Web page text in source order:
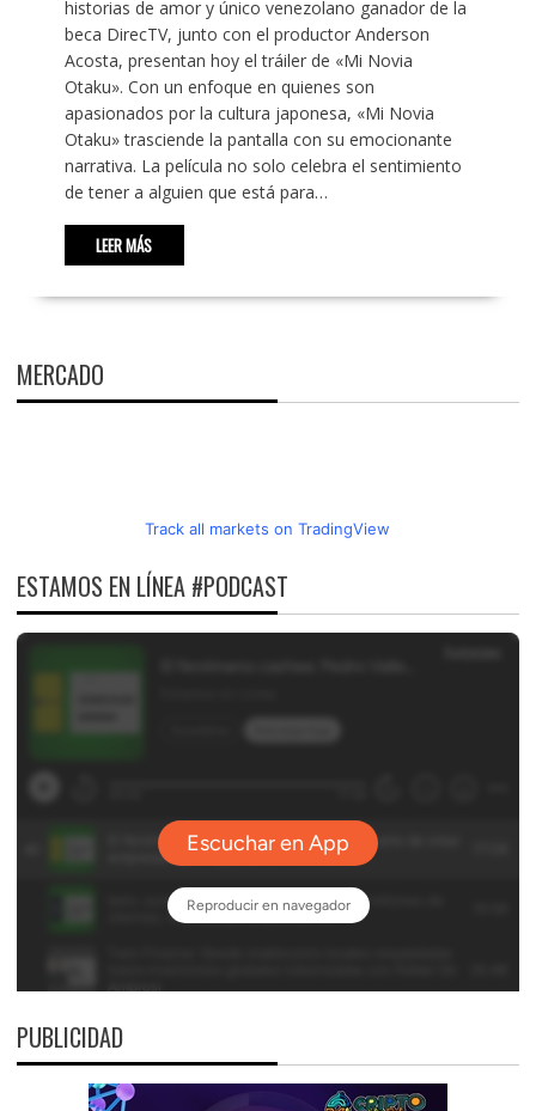
historias de amor y único venezolano ganador de la
beca DirecTV, junto con el productor Anderson
Acosta, presentan hoy el tráiler de «Mi Novia
Otaku». Con un enfoque en quienes son
apasionados por la cultura japonesa, «Mi Novia
Otaku» trasciende la pantalla con su emocionante
narrativa. La película no solo celebra el sentimiento
de tener a alguien que está para…
LEER MÁS
MERCADO
Track all markets on TradingView
ESTAMOS EN LÍNEA #PODCAST
PUBLICIDAD